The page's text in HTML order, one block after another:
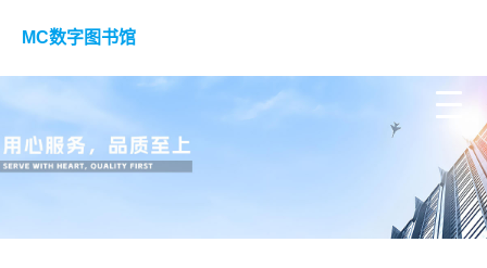
MC数字图书馆